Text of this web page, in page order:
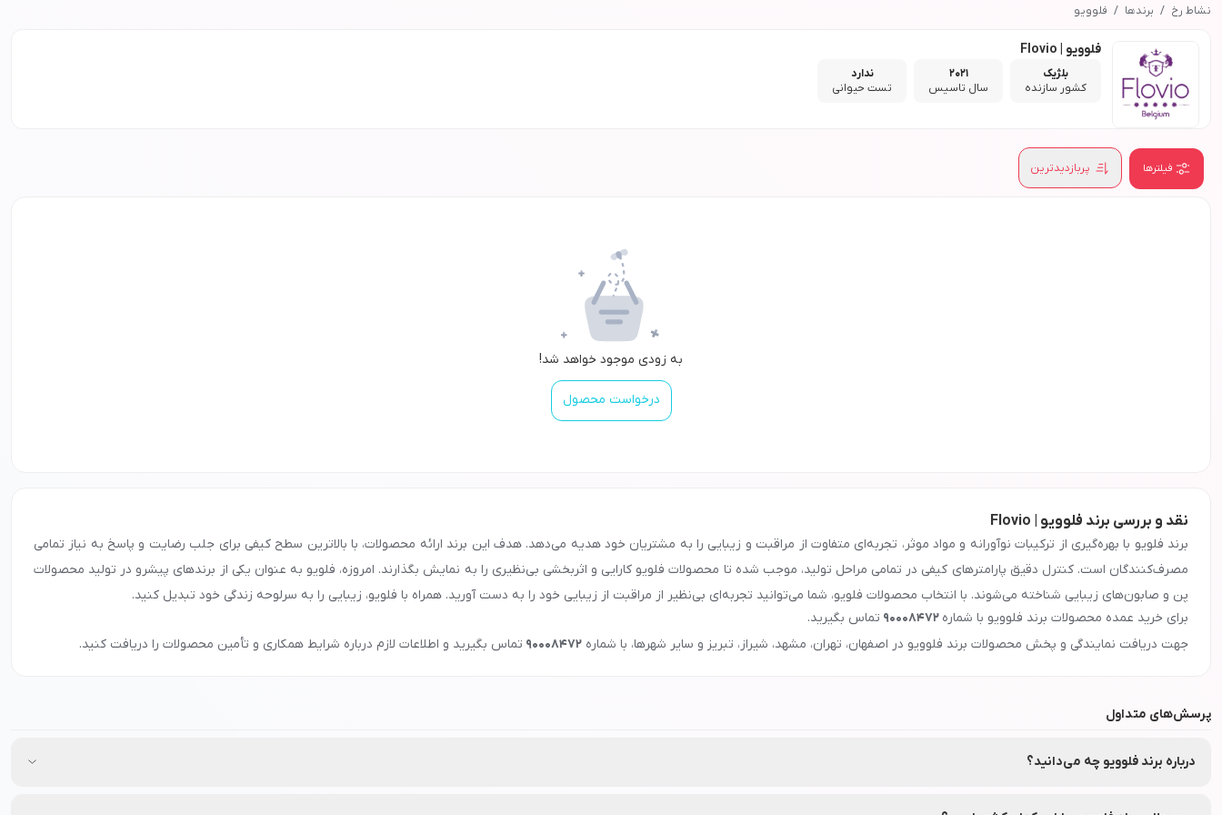
نشاط رخ برندها فلوویو
فلوویو | Flovio
بلژیک
کشور سازنده
2021
سال تاسیس
ندارد
تست حیوانی
فیلترها پربازدیدترین
به زودی موجود خواهد شد!
درخواست محصول
نقد و بررسی برند فلوویو | Flovio
برند فلویو با بهره‌گیری از ترکیبات نوآورانه و مواد موثر، تجربه‌ای متفاوت از مراقبت و زیبایی را به مشتریان خود هدیه می‌دهد. هدف این برند ارائه محصولات، با بالاترین سطح کیفی برای جلب رضایت و پاسخ به نیاز تمامی
مصرف‌کنندگان است. کنترل دقیق پارامترهای کیفی در تمامی مراحل تولید، موجب شده تا محصولات فلویو کارایی و اثربخشی بی‌نظیری را به نمایش بگذارند. امروزه، فلویو به عنوان یکی از برندهای پیشرو در تولید محصولات
پن و صابون‌های زیبایی شناخته می‌شوند. با انتخاب محصولات فلویو، شما می‌توانید تجربه‌ای بی‌نظیر از مراقبت از زیبایی خود را به دست آورید. همراه با فلویو، زیبایی را به سرلوحه زندگی خود تبدیل کنید.
معرفی و ویژگی‌های برندفلوویو
برای خرید عمده محصولات برند فلوویو با شماره 90008472 تماس بگیرید.
جهت دریافت نمایندگی و پخش محصولات برند فلوویو در اصفهان، تهران، مشهد، شیراز، تبریز و سایر شهرها، با شماره 90008472 تماس بگیرید و اطلاعات لازم درباره شرایط همکاری و تأمین محصولات را دریافت کنید.
پرسش‌های متداول
درباره برند فلوویو چه می‌دانید؟